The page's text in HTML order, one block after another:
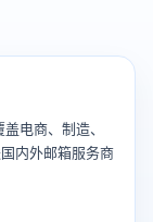
电商、制造、
内外邮箱服务商